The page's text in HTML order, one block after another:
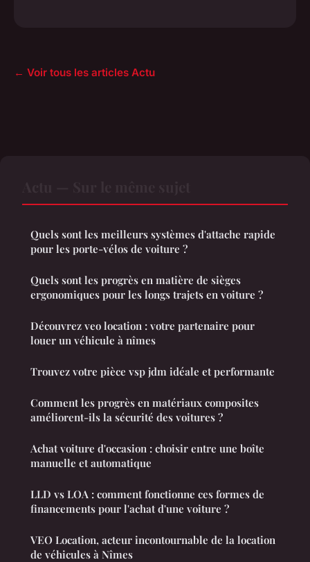
← Voir tous les articles Actu
Quels sont les meilleurs systèmes d'attache rapide
pour les porte-vélos de voiture ?
Quels sont les progrès en matière de sièges
ergonomiques pour les longs trajets en voiture ?
Découvrez veo location : votre partenaire pour
louer un véhicule à nîmes
Trouvez votre pièce vsp jdm idéale et performante
Comment les progrès en matériaux composites
améliorent-ils la sécurité des voitures ?
Achat voiture d'occasion : choisir entre une boîte
manuelle et automatique
LLD vs LOA : comment fonctionne ces formes de
financements pour l'achat d'une voiture ?
VEO Location, acteur incontournable de la location
de véhicules à Nîmes